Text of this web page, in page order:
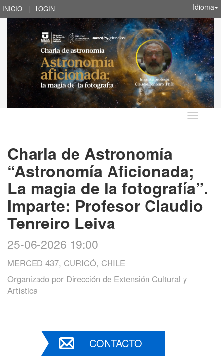
INICIO | LOGIN Idioma
Idioma
Charla de Astronomía
“Astronomía Aficionada;
La magia de la fotografía”.
Imparte: Profesor Claudio
Tenreiro Leiva
25-06-2026 19:00
MERCED 437, CURICÓ, CHILE
Organizado por Dirección de Extensión Cultural y
Artística
CONTACTO